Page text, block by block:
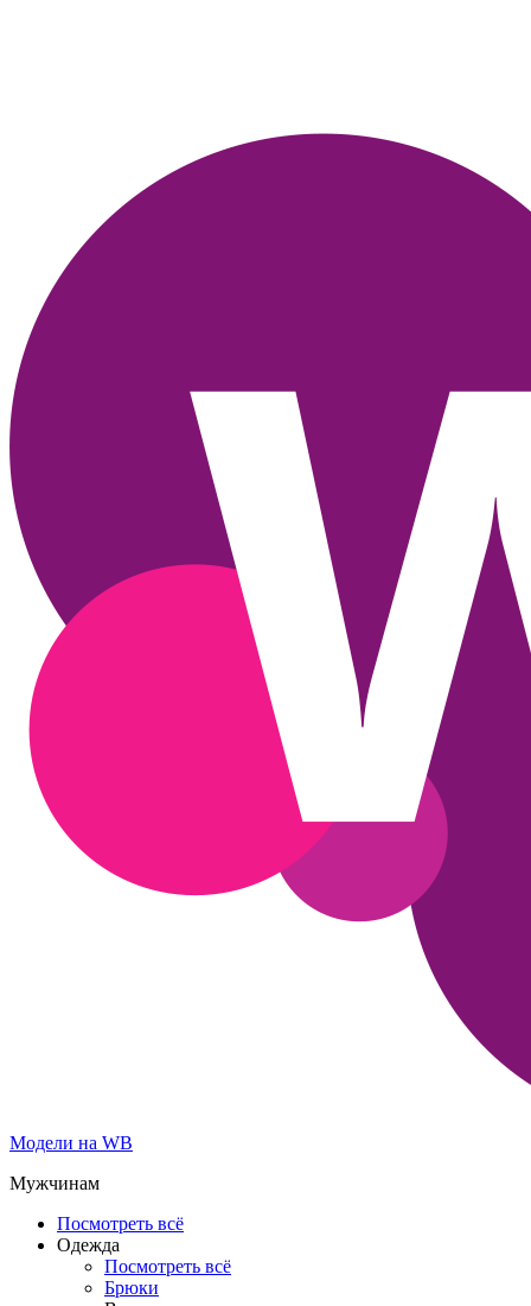
Модели на WB
Мужчинам
Посмотреть всё
Одежда
Посмотреть всё
Брюки